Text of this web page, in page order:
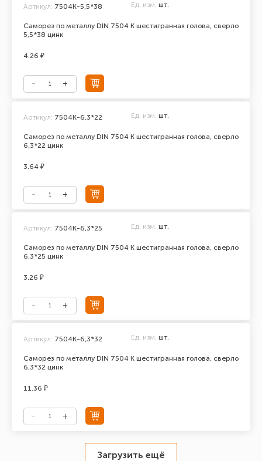
Саморез по металлу DIN 7504 К шестигранная голова, сверло
5,5*38 цинк
Артикул: 7504К-5,5*38 Ед. изм. шт.
4.26 ₽
Саморез по металлу DIN 7504 К шестигранная голова, сверло
6,3*22 цинк
Артикул: 7504К-6,3*22 Ед. изм. шт.
3.64 ₽
Саморез по металлу DIN 7504 К шестигранная голова, сверло
6,3*25 цинк
Артикул: 7504К-6,3*25 Ед. изм. шт.
3.26 ₽
Саморез по металлу DIN 7504 К шестигранная голова, сверло
6,3*32 цинк
Артикул: 7504К-6,3*32 Ед. изм. шт.
11.36 ₽
Загрузить ещё